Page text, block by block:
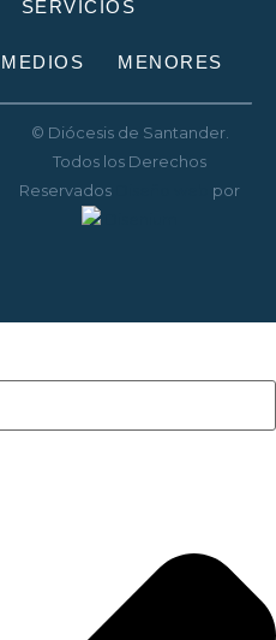
SERVICIOS
MEDIOS MENORES
© Diócesis de Santander.
Todos los Derechos
Reservados
por